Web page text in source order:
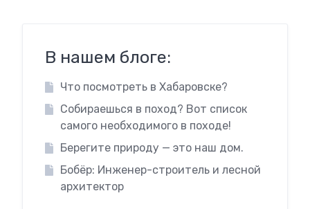
В нашем блоге:
Что посмотреть в Хабаровске?
Собираешься в поход? Вот список
самого необходимого в походе!
Берегите природу — это наш дом.
Бобёр: Инженер-строитель и лесной
архитектор